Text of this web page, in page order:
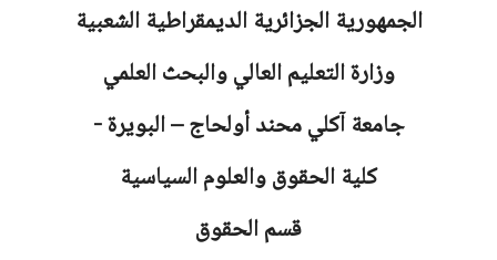
الجمهورية الجزائرية الديمقراطية الشعبية
وزارة التعليم العالي والبحث العلمي
جامعة آكلي محند أولحاج – البويرة -
كلية الحقوق والعلوم السياسية
قسم الحقوق